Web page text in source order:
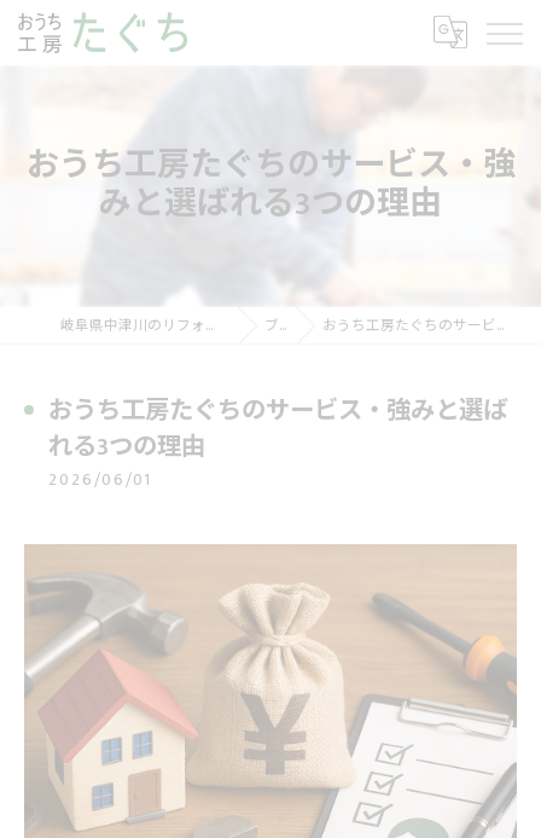
おうち工房たぐちのサービス・強
みと選ばれる3つの理由
岐阜県中津川のリフォームならおうち工房たぐち ブログ おうち工房たぐちのサービス・強みと選ばれる3つの理由
おうち工房たぐちのサービス・強みと選ば
れる3つの理由
2026/06/01